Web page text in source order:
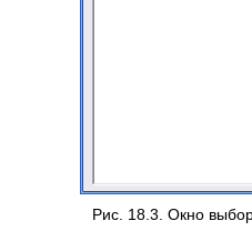
Рис. 18.3. Окно